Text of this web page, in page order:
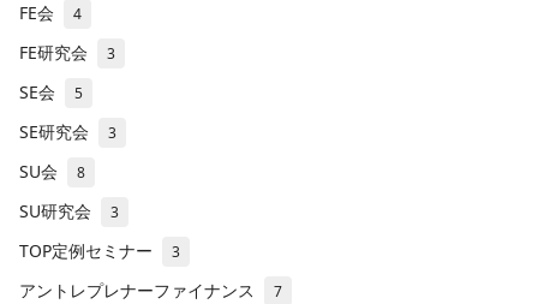
FE会 4
FE研究会 3
SE会 5
SE研究会 3
SU会 8
SU研究会 3
TOP定例セミナー 3
アントレプレナーファイナンス 7